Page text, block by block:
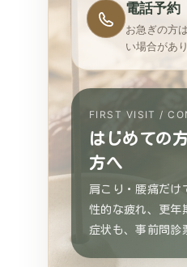
電話予約
お急ぎの方
い場合があ
FIRST VISIT /
はじめての
方へ
肩こり・腰痛だけ
性的な疲れ、更年
症状も、事前問診